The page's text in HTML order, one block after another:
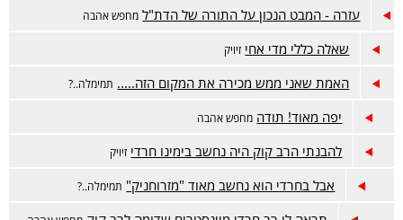
עזרה - המבט הנכון על התורה של הדת"ל מחפש אהבה
שאלה כללי מדי אחי זיויק
האמת שאני ממש מכירה את המקום הזה..... תמימלה..?
יפה מאוד! תודה מחפש אהבה
להבנתי הרב קוק היה נחשב בימינו חרדי זיויק
אבל בחרדי הוא נחשב מאוד "מזרוחניק" תמימלה..?